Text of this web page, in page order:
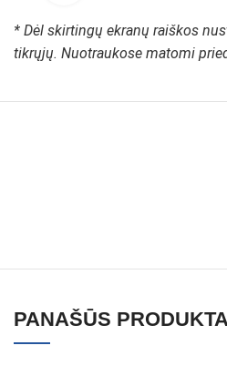
* Dėl skirtingų ekranų raiškos
tikrųjų. Nuotraukose matomi
PANAŠŪS